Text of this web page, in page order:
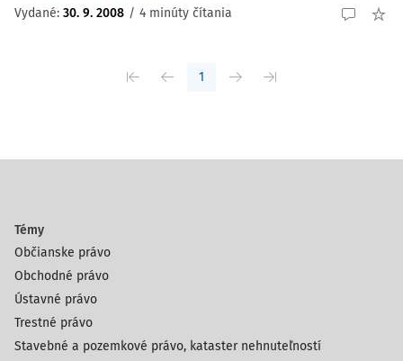
Vydané: 30. 9. 2008 / 4 minúty čítania
1
Témy
Občianske právo
Obchodné právo
Ústavné právo
Trestné právo
Stavebné a pozemkové právo, kataster nehnuteľností